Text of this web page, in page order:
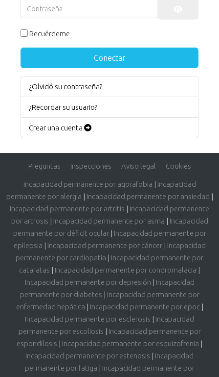
Contraseña
Recuérdeme
Conectar
¿Olvidó su contraseña?
¿Recordar su usuario?
Crear una cuenta
Preguntas Inspecciones Aviso legal Cookies
Incapacidad permanente por agorafobia | Incapacidad
permanente por alergia | Incapacidad permanente por ansiedad |
Incapacidad permanente por artritis | Incapacidad permanente
por artrosis | Incapacidad permanente por asma | Incapacidad
permanente por déficit ocular| Incapacidad permanente por
epilepsia | Incapacidad permanente por cáncer| Incapacidad
permanente por cardiopatía | Incapacidad permanente por
cataratas | Incapacidad permanente por condromalacia |
Incapacidad permanente por depresión | Incapacidad
permanente por diabetes | Incapacidad permanente por
enfermedad hepática | Incapacidad permanente por epoc|
Incapacidad permanente por esclerosis | Incapacidad
permanente por escoliosis | Incapacidad permanente por
espondilosis | Incapacidad permanente por esquizofrenia |
Incapacidad permanente por estenosis | Incapacidad
permanente por fatiga | Incapacidad permanente por